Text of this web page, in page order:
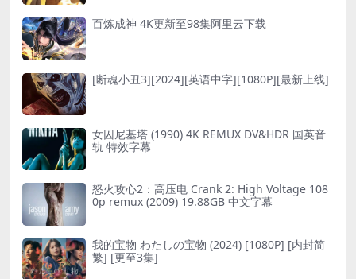
百炼成神 4K更新至98集阿里云下载
[断魂小丑3][2024][英语中字][1080P][最新上线]
女囚尼基塔 (1990) 4K REMUX DV&HDR 国英音
轨 特效字幕
怒火攻心2：高压电 Crank 2: High Voltage 108
0p remux (2009) 19.88GB 中文字幕
我的宝物 わたしの宝物 (2024) [1080P] [内封简
繁] [更至3集]